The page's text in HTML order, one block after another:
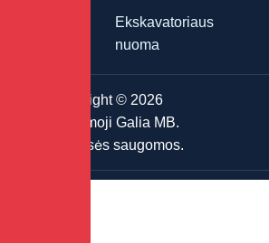
Ekskavatoriaus
nuoma
Copyright © 2026
Griaunamoji Galia MB.
Visos Teisės saugomos.